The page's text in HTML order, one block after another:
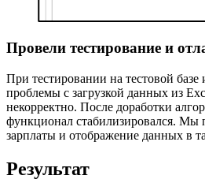
Провели тестирование и
При тестировании на тестовой базе
проблемы с загрузкой данных из
некорректно. После доработки
функционал стабилизировался. Мы
зарплаты и отображение данных в
Результат